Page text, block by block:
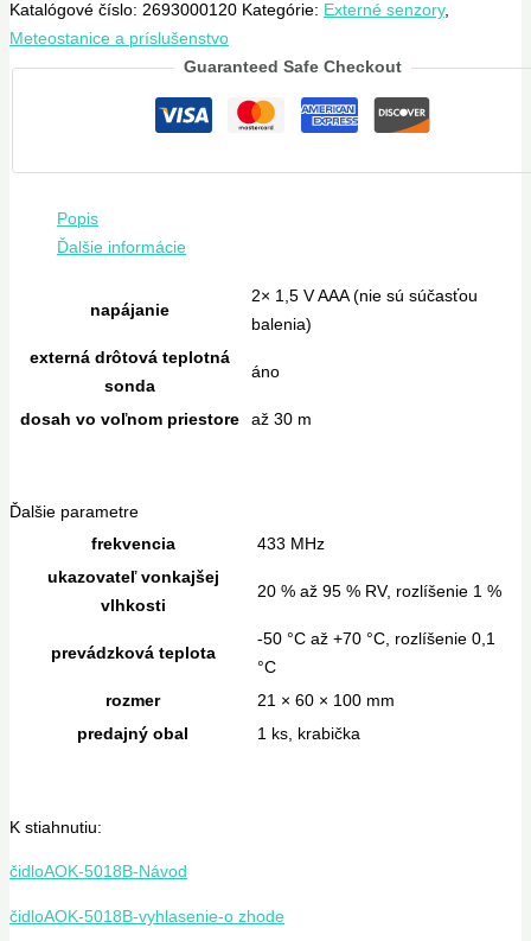
Katalógové číslo: 2693000120 Kategórie: Externé senzory,
Meteostanice a príslušenstvo
Guaranteed Safe Checkout
Popis
Ďalšie informácie
napájanie
2× 1,5 V AAA (nie sú súčasťou
balenia)
externá drôtová teplotná
sonda
áno
dosah vo voľnom priestore až 30 m
Ďalšie parametre
frekvencia
433 MHz
ukazovateľ vonkajšej
vlhkosti
20 % až 95 % RV, rozlíšenie 1 %
prevádzková teplota
-50 °C až +70 °C, rozlíšenie 0,1
°C
rozmer
21 × 60 × 100 mm
predajný obal
1 ks, krabička
K stiahnutiu:
čidloAOK-5018B-Návod
čidloAOK-5018B-vyhlasenie-o zhode